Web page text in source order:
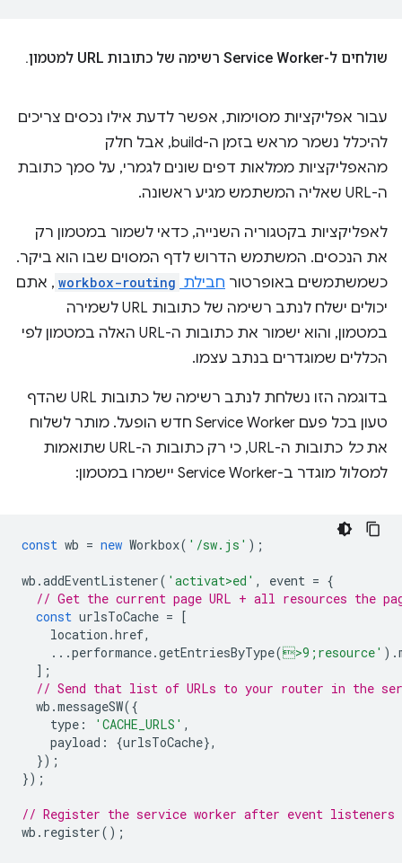
שולחים ל-Service Worker רשימה של כתובות URL למטמון .
עבור אפליקציות מסוימות, אפשר לדעת אילו נכסים צריכים
להיכלל נשמר מראש בזמן ה-build, אבל חלק
מהאפליקציות ממלאות דפים שונים לגמרי, על סמך כתובת
ה-URL שאליה המשתמש מגיע ראשונה.
לאפליקציות בקטגוריה השנייה, כדאי לשמור במטמון רק
את הנכסים. המשתמש הדרוש לדף המסוים שבו הוא ביקר.
כשמשתמשים באופרטור חבילת workbox-routing , אתם
יכולים ישלח לנתב רשימה של כתובות URL לשמירה
במטמון, והוא ישמור את כתובות ה-URL האלה במטמון לפי
הכללים שמוגדרים בנתב עצמו.
בדוגמה הזו נשלחת לנתב רשימה של כתובות URL שהדף
טעון בכל פעם Service Worker חדש הופעל. מותר לשלוח
אתכל
כתובות ה-URL, כי רק כתובות ה-URL שתואמות
למסלול מוגדר ב-Service Worker יישמרו במטמון:
const wb = new Workbox( '/sw.js' );
wb .addEventListener( 'activat>ed' , event = {
// Get the current page URL + all resources the
const urlsToCache = [
location .href,
...performance.getEntriesByType(>9;resource' ).
];
// Send that list of URLs to your router in the
wb .messageSW({
type : 'CACHE_URLS' ,
payload : {urlsToCache},
});
});
// Register the service worker after event listeners
wb . register();